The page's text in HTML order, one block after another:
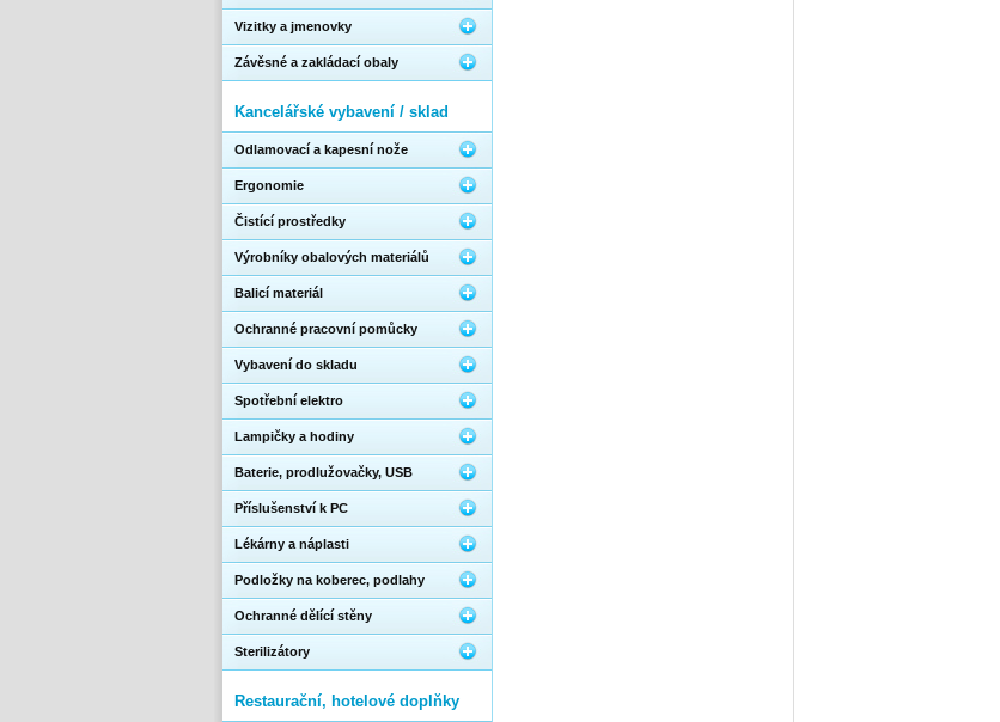
Vizitky a jmenovky
Závěsné a zakládací obaly
Kancelářské vybavení / sklad
Odlamovací a kapesní nože
Ergonomie
Čistící prostředky
Výrobníky obalových materiálů
Balicí materiál
Ochranné pracovní pomůcky
Vybavení do skladu
Spotřební elektro
Lampičky a hodiny
Baterie, prodlužovačky, USB
Příslušenství k PC
Lékárny a náplasti
Podložky na koberec, podlahy
Ochranné dělící stěny
Sterilizátory
Restaurační, hotelové doplňky